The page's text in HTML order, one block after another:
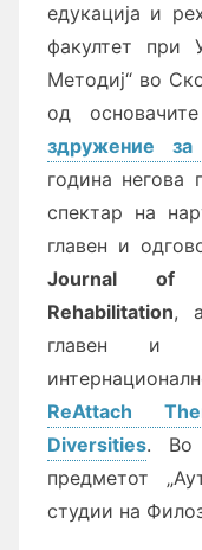
едукација и
факултет при
Методиј“ во
од
здружение за
година негова
спектар на
главен и
Journal of
Rehabilitation,
главен и
ReAttach
Diversities. Во
предметот
студии на